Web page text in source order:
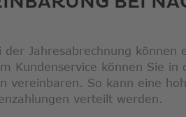
Jahresabrechnung können
Kundenservice können Sie in
vereinbaren. So kann eine
verteilt werden.